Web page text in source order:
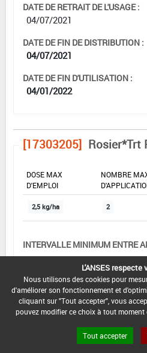
DATE DE RETRAIT DE L'USAGE :
04/07/2021
DATE DE FIN DE DISTRIBUTION :
04/07/2021
DATE DE FIN D'UTILISATION :
04/01/2022
[17303205] Rosier*Trt
DOSE MAX
D'EMPLOI
NOMBRE
2,5 kg/ha 2
INTERVALLE MINIMUM ENTRE
-
DATE DE RETRAIT DE L'USAGE :
04/07/2021
DATE DE FIN DE DISTRIBUTION :
L'ANSES respecte
Nous utilisons des cookies pour
d'améliorer son fonctionnement et
cliquant sur "Tout accepter", vous
pouvez modifier ce choix à tout
Tout accepter